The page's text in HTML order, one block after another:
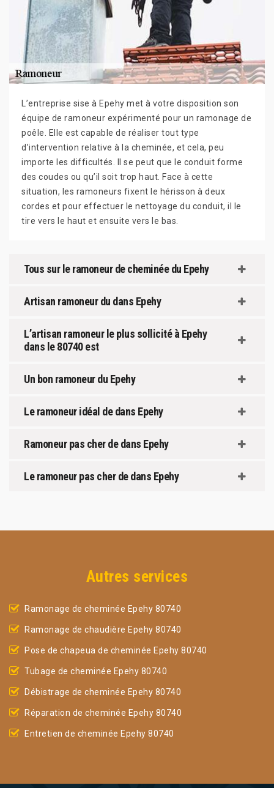
L’entreprise sise à Epehy met à votre disposition son
équipe de ramoneur expérimenté pour un ramonage de
poêle. Elle est capable de réaliser tout type
d’intervention relative à la cheminée, et cela, peu
importe les difficultés. Il se peut que le conduit forme
des coudes ou qu’il soit trop haut. Face à cette
situation, les ramoneurs fixent le hérisson à deux
cordes et pour effectuer le nettoyage du conduit, il le
tire vers le haut et ensuite vers le bas.
Tous sur le ramoneur de cheminée du Epehy
Artisan ramoneur du dans Epehy
L’artisan ramoneur le plus sollicité à Epehy
dans le 80740 est
Un bon ramoneur du Epehy
Le ramoneur idéal de dans Epehy
Ramoneur pas cher de dans Epehy
Le ramoneur pas cher de dans Epehy
Autres services
Ramonage de cheminée Epehy 80740
Ramonage de chaudière Epehy 80740
Pose de chapeua de cheminée Epehy 80740
Tubage de cheminée Epehy 80740
Débistrage de cheminée Epehy 80740
Réparation de cheminée Epehy 80740
Entretien de cheminée Epehy 80740